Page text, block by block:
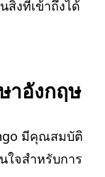
สิ่งที่เข้าถึงได้
าอังกฤษ
มีคุณสมบัติ
ใจสำหรับการ